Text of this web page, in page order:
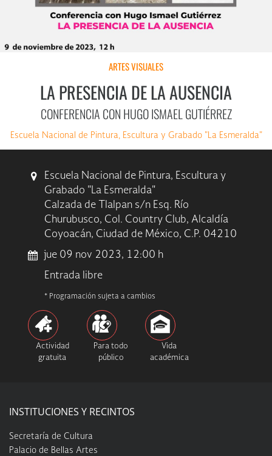
ARTES VISUALES
LA PRESENCIA DE LA AUSENCIA
CONFERENCIA CON HUGO ISMAEL GUTIÉRREZ
Escuela Nacional de Pintura, Escultura y Grabado "La Esmeralda"
Escuela Nacional de Pintura, Escultura y
Grabado "La Esmeralda"
Calzada de Tlalpan s/n Esq. Río
Churubusco, Col. Country Club, Alcaldía
Coyoacán, Ciudad de México, C.P. 04210
jue 09 nov 2023, 12:00 h
Entrada libre
* Programación sujeta a cambios
Actividad
gratuita
Para todo
público
Vida
académica
INSTITUCIONES Y RECINTOS
Secretaría de Cultura
Palacio de Bellas Artes